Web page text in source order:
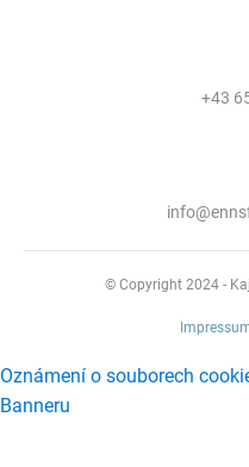
+43
© Copyright 2024 -
Oznámení o souborech
Banneru